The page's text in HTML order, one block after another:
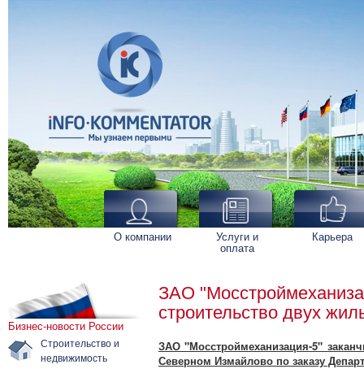
О компании Услуги и
оплата
Карьера
Бизнес-новости России
Строительство и
недвижимость
ЗАО
строительство двух
ЗАО "Мосстроймеханизация-5"
Северном Измайлово по заказу